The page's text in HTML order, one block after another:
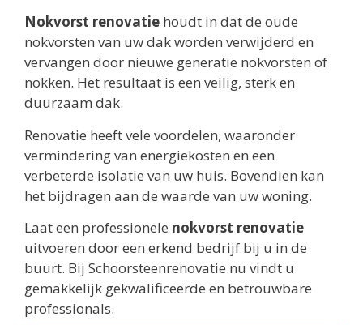
Nokvorst renovatie houdt in dat de oude
nokvorsten van uw dak worden verwijderd en
vervangen door nieuwe generatie nokvorsten of
nokken. Het resultaat is een veilig, sterk en
duurzaam dak.
Renovatie heeft vele voordelen, waaronder
vermindering van energiekosten en een
verbeterde isolatie van uw huis. Bovendien kan
het bijdragen aan de waarde van uw woning.
Laat een professionele nokvorst renovatie
uitvoeren door een erkend bedrijf bij u in de
buurt. Bij Schoorsteenrenovatie.nu vindt u
gemakkelijk gekwalificeerde en betrouwbare
professionals.